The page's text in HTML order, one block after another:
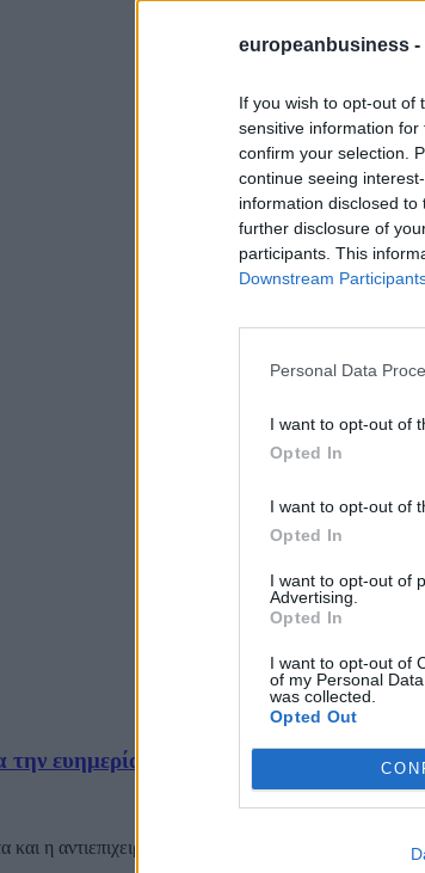
europeanbusiness -
If you wish to opt-out of
sensitive information
confirm your selection.
continue seeing
information disclosed
further disclosure of
participants. This
Downstream
Personal Data
I want to opt-out of
Opted In
I want to opt-out of
Opted In
I want to opt-out of
Advertising.
Opted In
I want to opt-out of
of my Personal
was collected.
Opted Out
ευημερία μας
η αντιεπιχειρηματική ιδεολογία, τόσο για την